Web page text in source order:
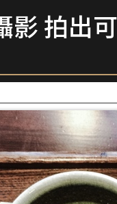
影 拍出